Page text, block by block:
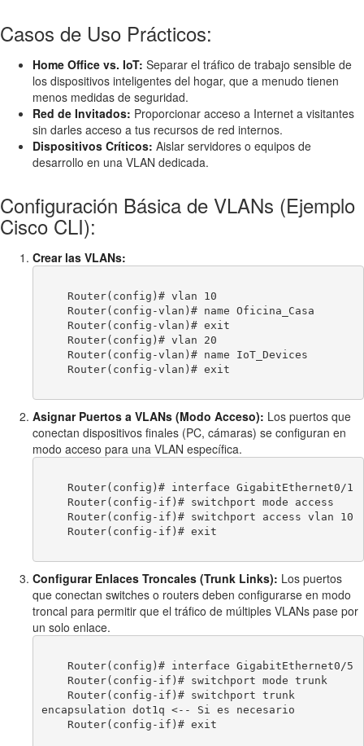
Casos de Uso Prácticos:
Home Office vs. IoT: Separar el tráfico de trabajo sensible de
los dispositivos inteligentes del hogar, que a menudo tienen
menos medidas de seguridad.
Red de Invitados: Proporcionar acceso a Internet a visitantes
sin darles acceso a tus recursos de red internos.
Dispositivos Críticos: Aislar servidores o equipos de
desarrollo en una VLAN dedicada.
Configuración Básica de VLANs (Ejemplo
Cisco CLI):
Crear las VLANs:
Asignar Puertos a VLANs (Modo Acceso): Los puertos que
conectan dispositivos finales (PC, cámaras) se configuran en
modo acceso para una VLAN específica.
Configurar Enlaces Troncales (Trunk Links): Los puertos
que conectan switches o routers deben configurarse en modo
troncal para permitir que el tráfico de múltiples VLANs pase por
un solo enlace.
encapsulation dot1q <-- Si es necesario